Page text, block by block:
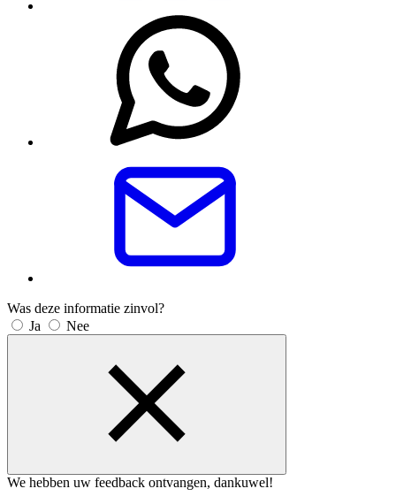
Was deze informatie zinvol?
Ja
Nee
We hebben uw feedback ontvangen, dankuwel!